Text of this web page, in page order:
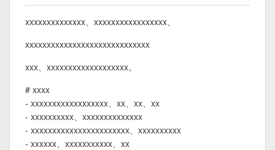
xxxxxxxxxxxxxx、xxxxxxxxxxxxxxxxx、
xxxxxxxxxxxxxxxxxxxxxxxxxxxxx
xxx、xxxxxxxxxxxxxxxxxxx。
# xxxx
- xxxxxxxxxxxxxxxxxx、xx、xx、xx
- xxxxxxxxxx、xxxxxxxxxxxxxx
- xxxxxxxxxxxxxxxxxxxxxxx、xxxxxxxxxx
- xxxxxx、xxxxxxxxxxx、xx